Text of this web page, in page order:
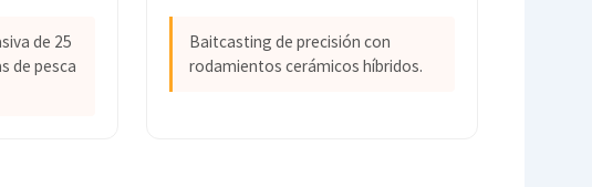
de 25
de pesca
Baitcasting de precisión con
rodamientos cerámicos híbridos.